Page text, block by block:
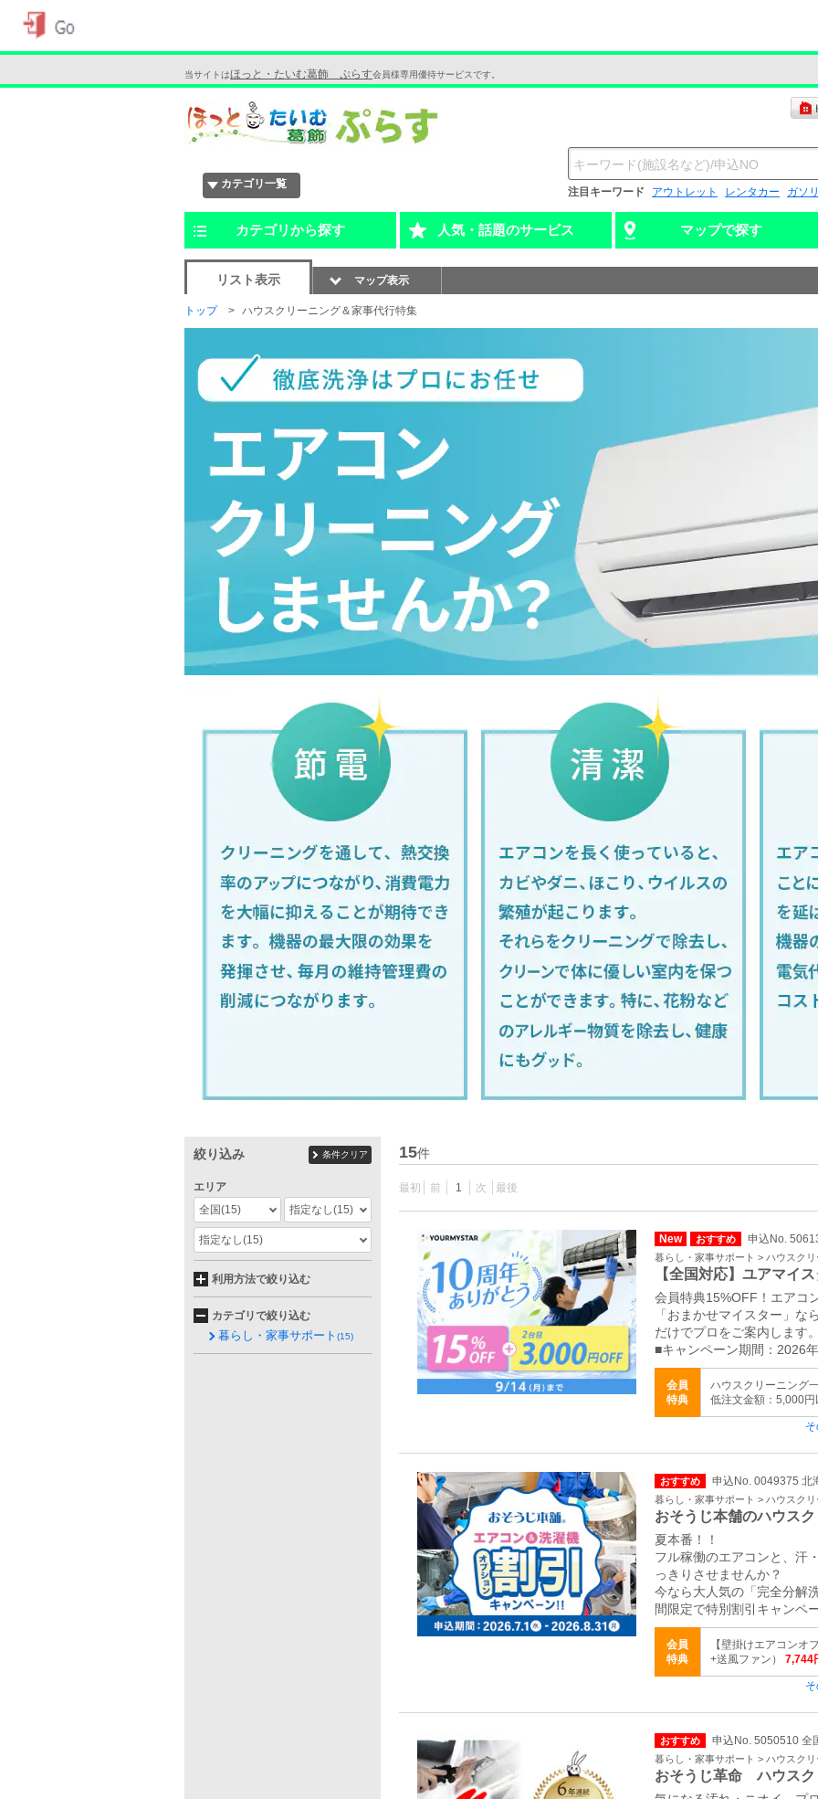
当サイトはほっと・たいむ葛飾 ぷらす会員様専用優待サービスです。
カテゴリ一覧
注目キーワード アウトレット レンタカー ガソ
カテゴリから探す 人気・話題のサービス マップで探す
リスト表示 マップ表示
トップ ハウスクリーニング＆家事代行特集
15件
最初 前 1 次 最後
New おすすめ 申込No.
暮らし・家事サポート > ハウスク
【全国対応】ユアマイ
会員特典15%OFF！エアコ
「おまかせマイスター」な
だけでプロをご案内します
■キャンペーン期間：2026
会員
特典
ハウスクリーニング
低注文金額：5,000
おすすめ 申込No. 0049375 北
暮らし・家事サポート > ハウスク
おそうじ本舗のハウス
夏本番！！
フル稼働のエアコンと、汗
っきりさせませんか？
今なら大人気の「完全分解
間限定で特別割引キャンペ
会員
特典
【壁掛けエアコンオ
+送風ファン） 7,744
おすすめ 申込No. 5050510 全
暮らし・家事サポート > ハウスク
おそうじ革命 ハウスク
絞り込み 条件クリア
エリア
全国(15) 指定なし(15)
指定なし(15)
利用方法で絞り込む
カテゴリで絞り込む
暮らし・家事サポート (15)